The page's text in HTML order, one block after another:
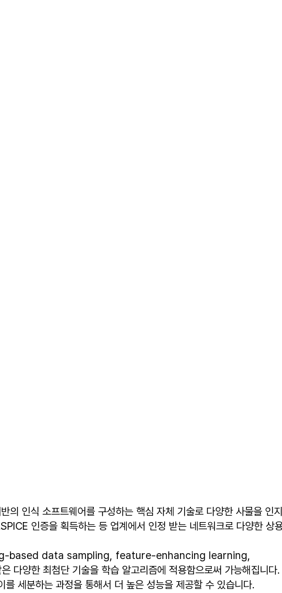
인식 소프트웨어를 구성하는 핵심 자체 기술로 다양한 사물을 인
인증을 획득하는 등 업계에서 인정 받는 네트워크로 다양한 상
based data sampling, feature-enhancing learning,
한 최첨단 기술을 학습 알고리즘에 적용함으로써 가능해집니다.
세분하는 과정을 통해서 더 높은 성능을 제공할 수 있습니다.